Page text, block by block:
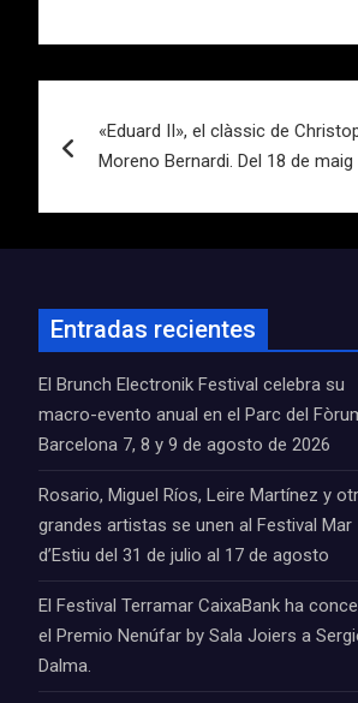
de
entradas
«Eduard II», el clàssic de
Moreno Bernardi. Del 18 de
Entradas recientes
El Brunch Electronik Festival celebra su
macro-evento anual en el Parc del
Barcelona 7, 8 y 9 de agosto de 2026
Rosario, Miguel Ríos, Leire Martínez y
grandes artistas se unen al Festival Mar
d’Estiu del 31 de julio al 17 de agosto
El Festival Terramar CaixaBank ha
el Premio Nenúfar by Sala Joiers a
Dalma.